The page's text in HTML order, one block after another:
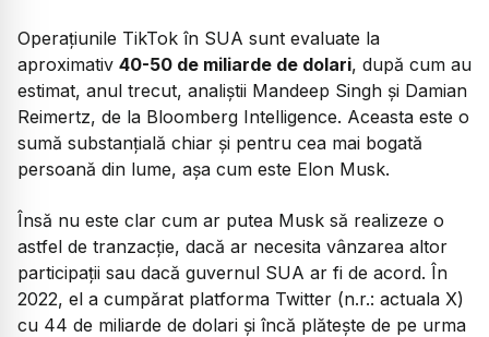
Operațiunile TikTok în SUA sunt evaluate la
aproximativ 40-50 de miliarde de dolari, după cum au
estimat, anul trecut, analiștii Mandeep Singh și Damian
Reimertz, de la Bloomberg Intelligence. Aceasta este o
sumă substanțială chiar și pentru cea mai bogată
persoană din lume, așa cum este Elon Musk.
Însă nu este clar cum ar putea Musk să realizeze o
astfel de tranzacție, dacă ar necesita vânzarea altor
participații sau dacă guvernul SUA ar fi de acord. În
2022, el a cumpărat platforma Twitter (n.r.: actuala X)
cu 44 de miliarde de dolari și încă plătește de pe urma